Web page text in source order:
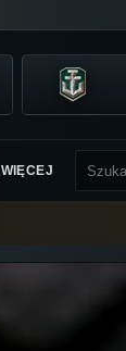
WIĘCEJ